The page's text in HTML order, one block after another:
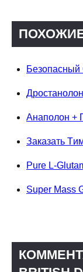
Безопасный
Анаполон +
Заказать
Pure L-
Super Mass